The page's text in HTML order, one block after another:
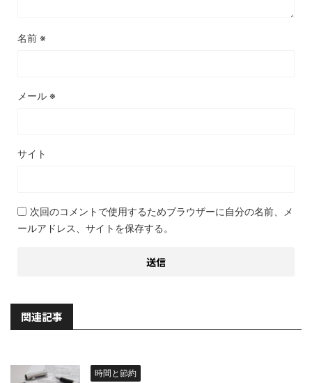
名前 ※
メール ※
サイト
次回のコメントで使用するためブラウザーに自分の名前、メ
ールアドレス、サイトを保存する。
関連記事
時間と節約